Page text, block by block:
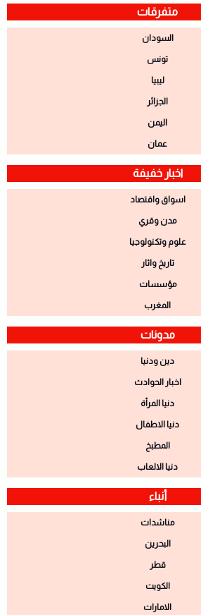
متفرقات
السودان
تونس
ليبيا
الجزائر
اليمن
عمان
اخبار خفيفة
اسواق واقتصاد
مدن وقري
علوم وتكنولوجيا
تاريخ واثار
مؤسسات
المغرب
مدونات
دين ودنيا
اخبار الحوادث
دنيا المرأة
دنيا الاطفال
المطبخ
دنيا الالعاب
أنباء
مناشدات
البحرين
قطر
الكويت
الامارات